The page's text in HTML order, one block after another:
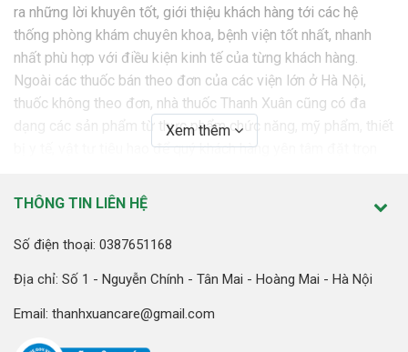
ra những lời khuyên tốt, giới thiệu khách hàng tới các hệ
thống phòng khám chuyên khoa, bệnh viện tốt nhất, nhanh
nhất phù hợp với điều kiện kinh tế của từng khách hàng.
Ngoài các thuốc bán theo đơn của các viện lớn ở Hà Nội,
thuốc không theo đơn, nhà thuốc Thanh Xuân cũng có đa
dạng các sản phẩm từ thực phẩm chức năng, mỹ phẩm, thiết
bị y tế, vật tư tiêu hao để quý khách hàng yên tâm đặt trọn
SỨ MỆNH
Nhà thuốc Thanh Xuân cam kết mang tới những sản phẩm,
luôn bên bạn”
GIÁ TRỊ CỐT LÕI
Xem thêm
THÔNG TIN LIÊN HỆ
Số điện thoại: 0387651168
Địa chỉ: Số 1 - Nguyễn Chính - Tân Mai - Hoàng Mai - Hà Nội
Email: thanhxuancare@gmail.com